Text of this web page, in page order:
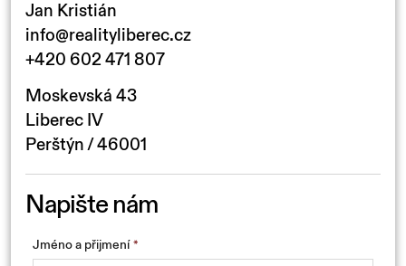
Jan Kristián
info@realityliberec.cz
+420 602 471 807
Moskevská 43
Liberec IV
Perštýn / 46001
Napište nám
Jméno a přijmení